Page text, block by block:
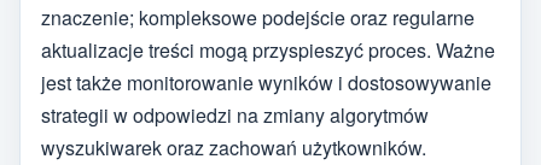
znaczenie; kompleksowe podejście oraz regularne
aktualizacje treści mogą przyspieszyć proces. Ważne
jest także monitorowanie wyników i dostosowywanie
strategii w odpowiedzi na zmiany algorytmów
wyszukiwarek oraz zachowań użytkowników.